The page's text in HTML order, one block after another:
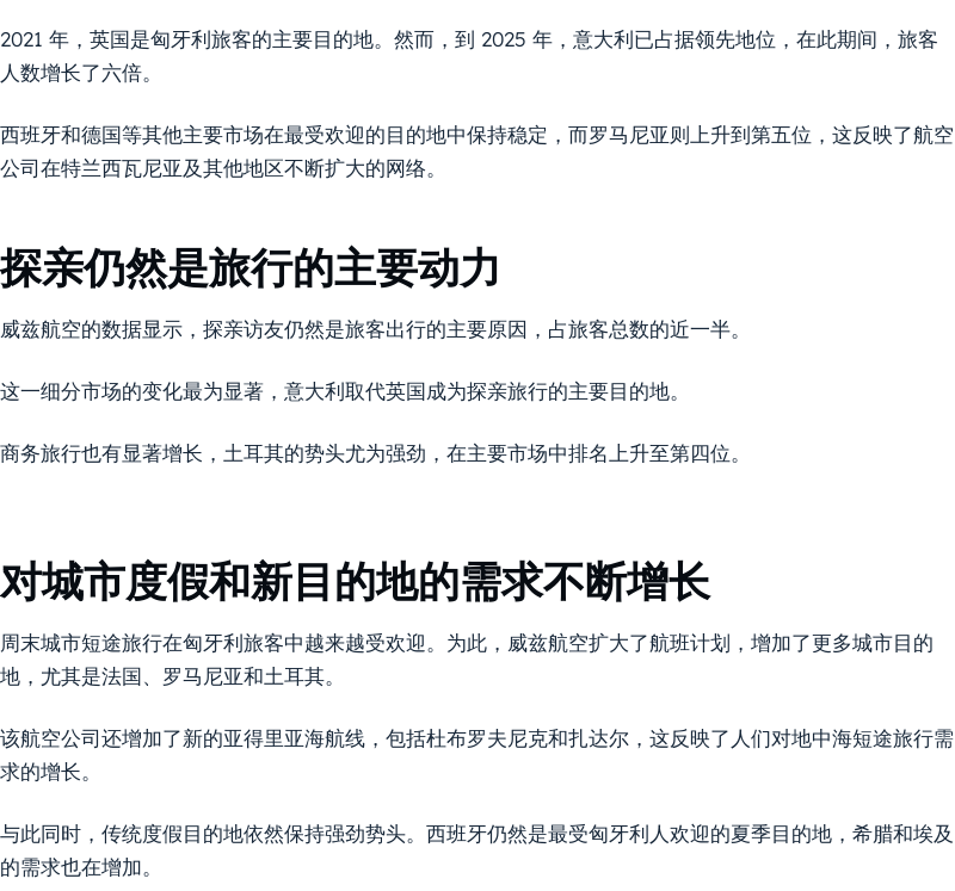
2021 年，英国是匈牙利旅客的主要目的地。然而，到 2025 年，意大利已占据领先地位，在此期间，旅客
人数增长了六倍。
西班牙和德国等其他主要市场在最受欢迎的目的地中保持稳定，而罗马尼亚则上升到第五位，这反映了航空
公司在特兰西瓦尼亚及其他地区不断扩大的网络。
探亲仍然是旅行的主要动力
威兹航空的数据显示，探亲访友仍然是旅客出行的主要原因，占旅客总数的近一半。
这一细分市场的变化最为显著，意大利取代英国成为探亲旅行的主要目的地。
商务旅行也有显著增长，土耳其的势头尤为强劲，在主要市场中排名上升至第四位。
对城市度假和新目的地的需求不断增长
周末城市短途旅行在匈牙利旅客中越来越受欢迎。为此，威兹航空扩大了航班计划，增加了更多城市目的
地，尤其是法国、罗马尼亚和土耳其。
该航空公司还增加了新的亚得里亚海航线，包括杜布罗夫尼克和扎达尔，这反映了人们对地中海短途旅行需
求的增长。
与此同时，传统度假目的地依然保持强劲势头。西班牙仍然是最受匈牙利人欢迎的夏季目的地，希腊和埃及
的需求也在增加。